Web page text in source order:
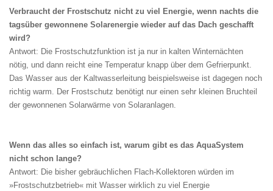
Verbraucht der Frostschutz nicht zu viel Energie, wenn nachts die
tagsüber gewonnene Solarenergie wieder auf das Dach geschafft
wird?
Antwort: Die Frostschutzfunktion ist ja nur in kalten Winternächten
nötig, und dann reicht eine Temperatur knapp über dem Gefrierpunkt.
Das Wasser aus der Kaltwasserleitung beispielsweise ist dagegen noch
richtig warm. Der Frostschutz benötigt nur einen sehr kleinen Bruchteil
der gewonnenen Solarwärme von Solaranlagen.
Wenn das alles so einfach ist, warum gibt es das AquaSystem
nicht schon lange?
Antwort: Die bisher gebräuchlichen Flach-Kollektoren würden im
»Frostschutzbetrieb« mit Wasser wirklich zu viel Energie